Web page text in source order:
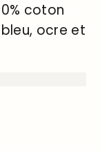
coton
ocre et